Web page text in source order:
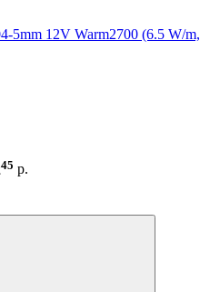
5mm 12V Warm2700 (6.5 W/m,
45 р.